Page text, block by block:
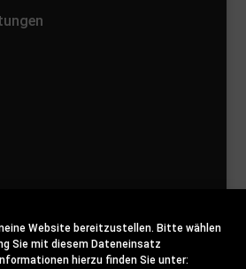
Website bereitzustellen. Bitte wählen
Sie mit diesem Dateneinsatz
hierzu finden Sie unter: